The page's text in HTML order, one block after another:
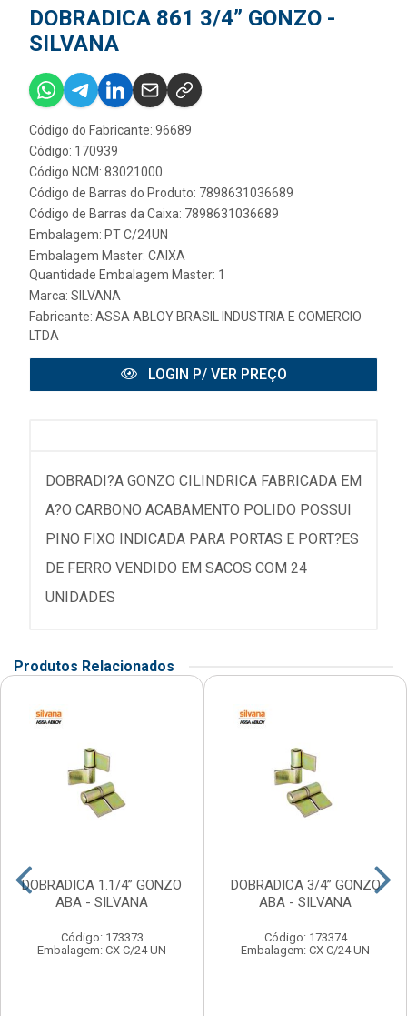
DOBRADICA 861 3/4” GONZO -
SILVANA
Código do Fabricante: 96689
Código: 170939
Código NCM: 83021000
Código de Barras do Produto: 7898631036689
Código de Barras da Caixa: 7898631036689
Embalagem: PT C/24UN
Embalagem Master: CAIXA
Quantidade Embalagem Master: 1
Marca: SILVANA
Fabricante: ASSA ABLOY BRASIL INDUSTRIA E COMERCIO
LTDA
LOGIN P/ VER PREÇO
DOBRADI?A GONZO CILINDRICA FABRICADA EM
A?O CARBONO ACABAMENTO POLIDO POSSUI
PINO FIXO INDICADA PARA PORTAS E PORT?ES
DE FERRO VENDIDO EM SACOS COM 24
UNIDADES
Produtos Relacionados
DOBRADICA 1.1/4” GONZO
ABA - SILVANA
Código: 173373
Embalagem: CX C/24 UN
DOBRADICA 3/4” GONZO
ABA - SILVANA
Código: 173374
Embalagem: CX C/24 UN